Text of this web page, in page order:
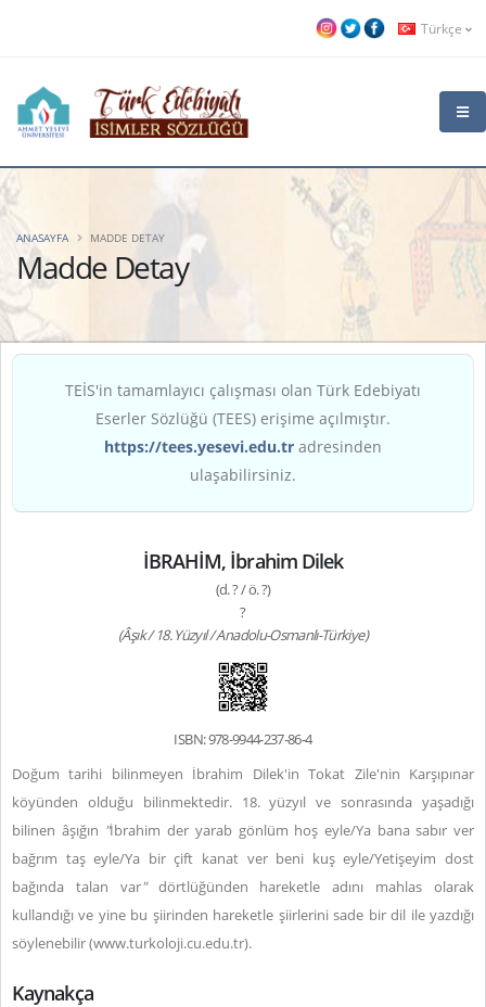
Türkçe
Madde Detay
ANASAYFA MADDE DETAY
TEİS'in tamamlayıcı çalışması olan Türk Edebiyatı
Eserler Sözlüğü (TEES) erişime açılmıştır.
https://tees.yesevi.edu.tr adresinden
ulaşabilirsiniz.
İBRAHİM, İbrahim Dilek
(d. ? / ö. ?)
?
(Âşık / 18. Yüzyıl / Anadolu-Osmanlı-Türkiye)
ISBN: 978-9944-237-86-4
Doğum tarihi bilinmeyen İbrahim Dilek'in Tokat Zile'nin Karşıpınar
köyünden olduğu bilinmektedir. 18. yüzyıl ve sonrasında yaşadığı
bilinen âşığın "İbrahim der yarab gönlüm hoş eyle/Ya bana sabır ver
bağrım taş eyle/Ya bir çift kanat ver beni kuş eyle/Yetişeyim dost
bağında talan var"dörtlüğünden hareketle adını mahlas olarak
kullandığı ve yine bu şiirinden hareketle şiirlerini sade bir dil ile yazdığı
söylenebilir (www.turkoloji.cu.edu.tr).
Kaynakça